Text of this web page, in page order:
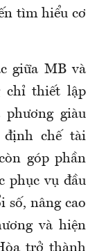
tìm hiểu cơ
giữa MB và
chỉ thiết lập
giàu
chế tài
góp phần
phục vụ đầu
số, nâng cao
và hiện